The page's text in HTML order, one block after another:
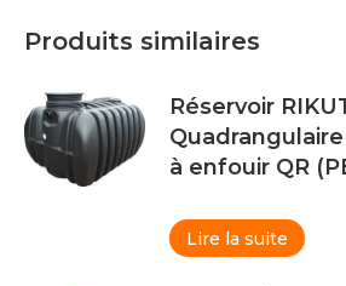
Produits similaires
Réservoir
à enfouir QR
Lire la suite